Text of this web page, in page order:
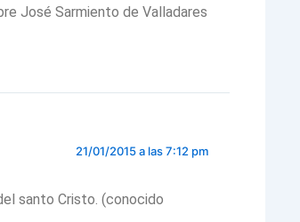
José Sarmiento de Valladares
21/01/2015 a las 7:12 pm
santo Cristo. (conocido